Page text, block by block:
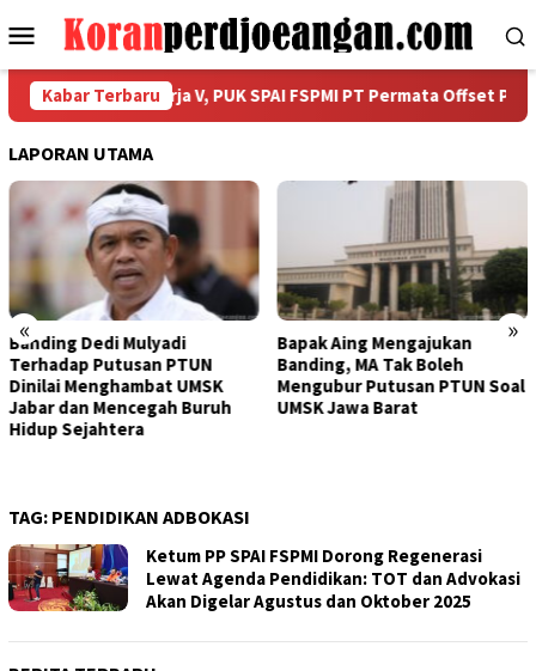
ke
Menu
Mobile
Kabar Terbaru
Unit Kerja V, PUK SPAI FSPMI PT Permata Offset Prima
LAPORAN UTAMA
« »
Bapak Aing Mengajukan
Banding, MA Tak Boleh
Mengubur Putusan PTUN Soal
UMSK Jawa Barat
Sengketa UMSK
Tak Berkesudahan,
Mulyadi Terancam
Pemberhentian
TAG: PENDIDIKAN ADBOKASI
Ketum PP SPAI FSPMI Dorong Regenerasi
Lewat Agenda Pendidikan: TOT dan Advokasi
Akan Digelar Agustus dan Oktober 2025